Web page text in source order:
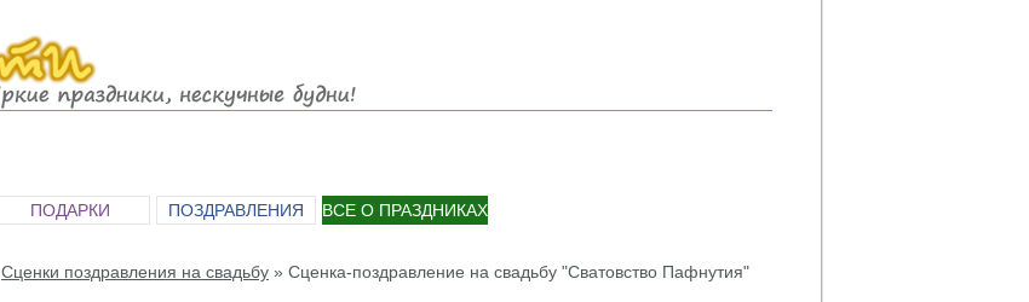
ПОДАРКИ ПОЗДРАВЛЕНИЯ ВСЕ О ПРАЗДНИКАХ
Сценки поздравления на свадьбу » Сценка-поздравление на свадьбу "Сватовство Пафнутия"